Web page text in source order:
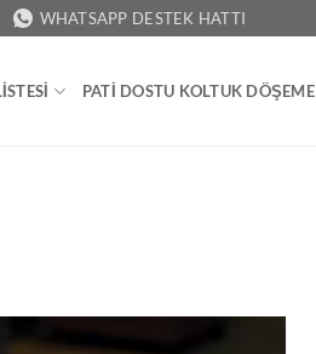
WHATSAPP DESTEK HATTI
PATI DOSTU KOLTUK DÖŞEME